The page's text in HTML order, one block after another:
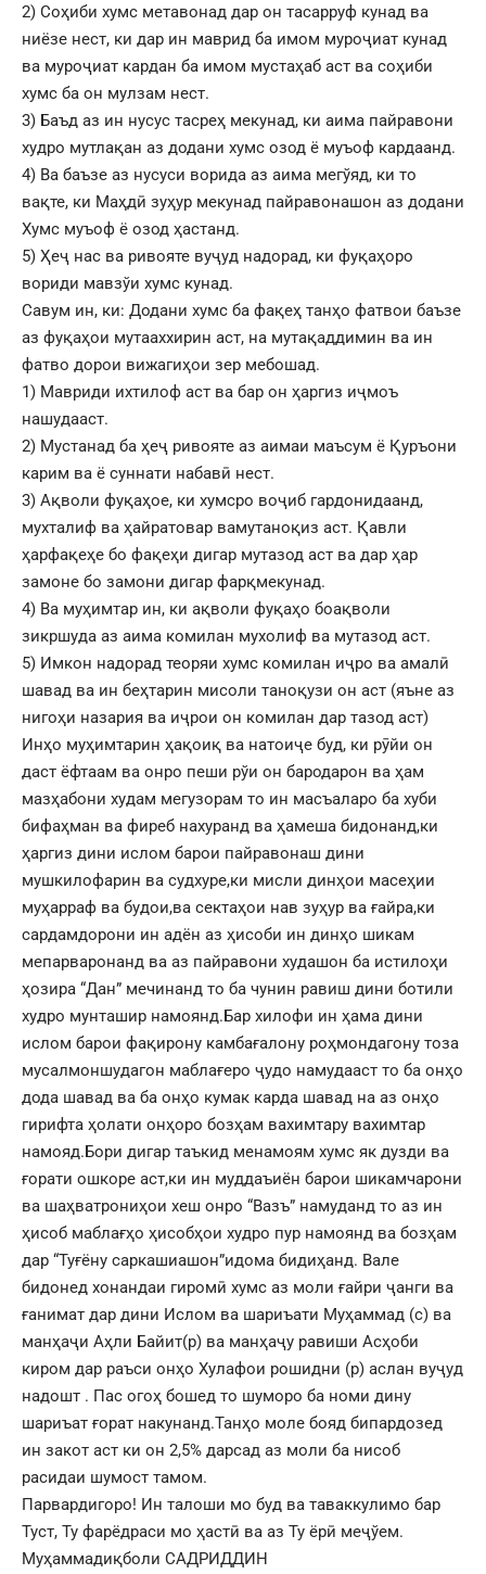
2) Соҳиби хумс метавонад дар он тасарруф кунад ва
ниёзе нест, ки дар ин маврид ба имом муроҷиат кунад
ва муроҷиат кардан ба имом мустаҳаб аст ва соҳиби
хумс ба он мулзам нест.
3) Баъд аз ин нусус тасреҳ мекунад, ки аима пайравони
худро мутлақан аз додани хумс озод ё муъоф кардаанд.
4) Ва баъзе аз нусуси ворида аз аима мегўяд, ки то
вақте, ки Маҳдӣ зуҳур мекунад пайравонашон аз додани
Хумс муъоф ё озод ҳастанд.
5) Ҳеҷ нас ва ривояте вуҷуд надорад, ки фуқаҳоро
вориди мавзўи хумс кунад.
Савум ин, ки: Додани хумс ба фақеҳ танҳо фатвои баъзе
аз фуқаҳои мутааххирин аст, на мутақаддимин ва ин
фатво дорои вижагиҳои зер мебошад.
1) Мавриди ихтилоф аст ва бар он ҳаргиз иҷмоъ
нашудааст.
2) Мустанад ба ҳеҷ ривояте аз аимаи маъсум ё Қуръони
карим ва ё суннати набавӣ нест.
3) Ақволи фуқаҳое, ки хумсро воҷиб гардонидаанд,
мухталиф ва ҳайратовар вамутаноқиз аст. Қавли
ҳарфақеҳе бо фақеҳи дигар мутазод аст ва дар ҳар
замоне бо замони дигар фарқмекунад.
4) Ва муҳимтар ин, ки ақволи фуқаҳо боақволи
зикршуда аз аима комилан мухолиф ва мутазод аст.
5) Имкон надорад теоряи хумс комилан иҷро ва амалӣ
шавад ва ин беҳтарин мисоли таноқузи он аст (яъне аз
нигоҳи назария ва иҷрои он комилан дар тазод аст)
Инҳо муҳимтарин ҳақоиқ ва натоиҷе буд, ки рӯйи он
даст ёфтаам ва онро пеши рўи он бародарон ва ҳам
мазҳабони худам мегузорам то ин масъаларо ба хуби
бифаҳман ва фиреб нахуранд ва ҳамеша бидонанд,ки
ҳаргиз дини ислом барои пайравонаш дини
мушкилофарин ва судхуре,ки мисли динҳои масеҳии
муҳарраф ва будои,ва сектаҳои нав зуҳур ва ғайра,ки
сардамдорони ин адён аз ҳисоби ин динҳо шикам
мепарваронанд ва аз пайравони худашон ба истилоҳи
ҳозира “Дан” мечинанд то ба чунин равиш дини ботили
худро мунташир намоянд.Бар хилофи ин ҳама дини
ислом барои фақирону камбағалону роҳмондагону тоза
мусалмоншудагон маблағеро ҷудо намудааст то ба онҳо
дода шавад ва ба онҳо кумак карда шавад на аз онҳо
гирифта ҳолати онҳоро бозҳам вахимтару вахимтар
намояд.Бори дигар таъкид менамоям хумс як дузди ва
ғорати ошкоре аст,ки ин муддаъиён барои шикамчарони
ва шаҳватрониҳои хеш онро “Вазъ” намуданд то аз ин
ҳисоб маблағҳо ҳисобҳои худро пур намоянд ва бозҳам
дар “Туғёну саркашиашон”идома бидиҳанд. Вале
бидонед хонандаи гиромӣ хумс аз моли ғайри ҷанги ва
ғанимат дар дини Ислом ва шариъати Муҳаммад (с) ва
манҳаҷи Аҳли Байит(р) ва манҳаҷу равиши Асҳоби
киром дар раъси онҳо Хулафои рошидни (р) аслан вуҷуд
надошт . Пас огоҳ бошед то шуморо ба номи дину
шариъат ғорат накунанд.Танҳо моле бояд бипардозед
ин закот аст ки он 2,5% дарсад аз моли ба нисоб
расидаи шумост тамом.
Парвардигоро! Ин талоши мо буд ва таваккулимо бар
Туст, Ту фарёдраси мо ҳастӣ ва аз Ту ёрӣ меҷўем.
Муҳаммадиқболи САДРИДДИН